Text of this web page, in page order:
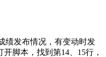
绩发布情况，有变动时发
脚本，找到第14、15行，